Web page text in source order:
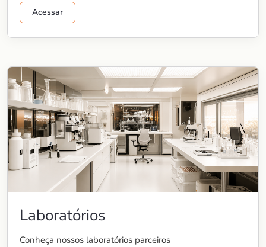
Acessar
Laboratórios
Conheça nossos laboratórios parceiros